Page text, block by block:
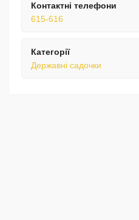
Контактні телефони
615-616
Категорії
Державні садочки